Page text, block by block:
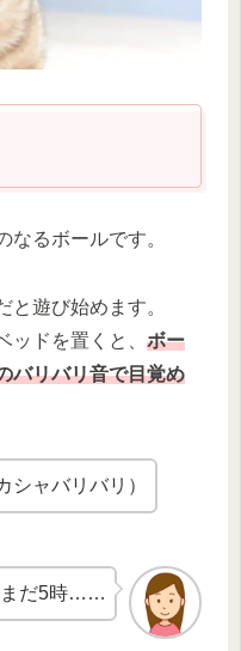
なるボールです。
と遊び始めます。
ッドを置くと、 ボー
バリバリ音で目覚め
シャバリバリ）
まだ5時……